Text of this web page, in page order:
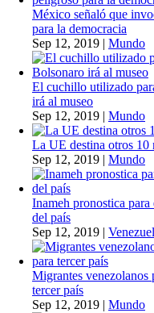
México señaló que
para la democracia
Sep 12, 2019 | Mundo
El cuchillo utilizado
irá al museo
Sep 12, 2019 | Mundo
La UE destina otros 10
Sep 12, 2019 | Mundo
Inameh pronostica
del país
Sep 12, 2019 |
Migrantes venezolanos
tercer país
Sep 12, 2019 | Mundo